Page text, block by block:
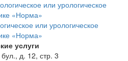
или урологическое
«Норма»
услуги
д. 12, стр. 3